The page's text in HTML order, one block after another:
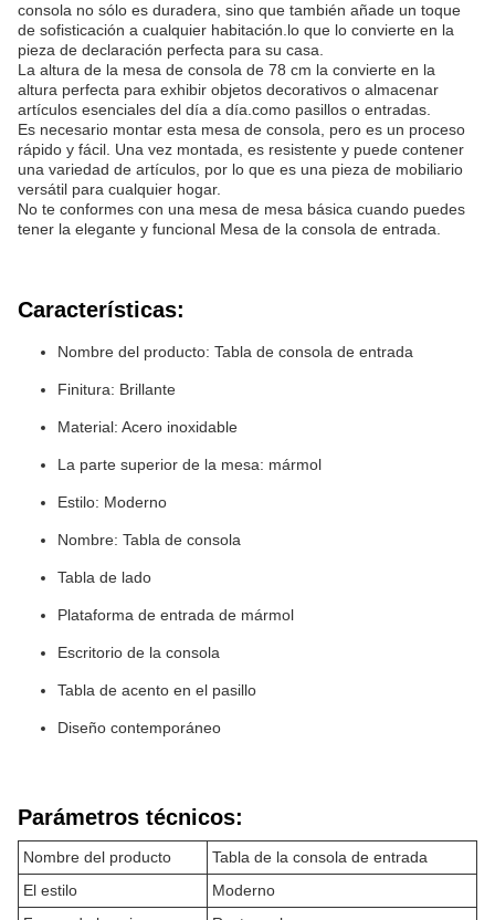
consola no sólo es duradera, sino que también añade un toque
de sofisticación a cualquier habitación.lo que lo convierte en la
pieza de declaración perfecta para su casa.
La altura de la mesa de consola de 78 cm la convierte en la
altura perfecta para exhibir objetos decorativos o almacenar
artículos esenciales del día a día.como pasillos o entradas.
Es necesario montar esta mesa de consola, pero es un proceso
rápido y fácil. Una vez montada, es resistente y puede contener
una variedad de artículos, por lo que es una pieza de mobiliario
versátil para cualquier hogar.
No te conformes con una mesa de mesa básica cuando puedes
tener la elegante y funcional Mesa de la consola de entrada.
Características:
Nombre del producto: Tabla de consola de entrada
Finitura: Brillante
Material: Acero inoxidable
La parte superior de la mesa: mármol
Estilo: Moderno
Nombre: Tabla de consola
Tabla de lado
Plataforma de entrada de mármol
Escritorio de la consola
Tabla de acento en el pasillo
Diseño contemporáneo
Parámetros técnicos:
Nombre del producto
Tabla de la consola de entrada
El estilo
Moderno